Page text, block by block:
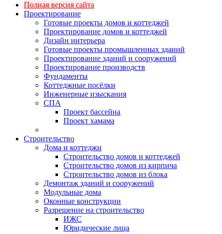
Полная версия сайта
Проектирование
Готовые проекты домов и коттеджей
Проектирование домов и коттеджей
Дизайн интерьера
Готовые проекты промышленных зданий
Проектирование зданий и сооружений
Проектирование производств
Фундаменты
Коттеджные посёлки
Инженерные изыскания
СПА
Проект бассейна
Проект хамама
Строительство
Дома и коттеджи
Строительство домов и коттеджей
Строительство домов из кирпича
Строительство домов из блока
Демонтаж зданий и сооружений
Модульные дома
Оконные конструкции
Разрешение на строительство
ИЖС
Юридические лица